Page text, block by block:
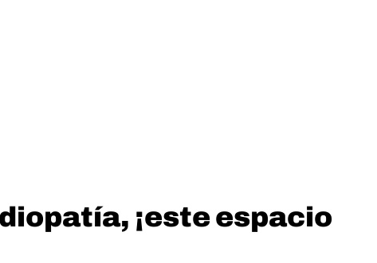
¡este espacio